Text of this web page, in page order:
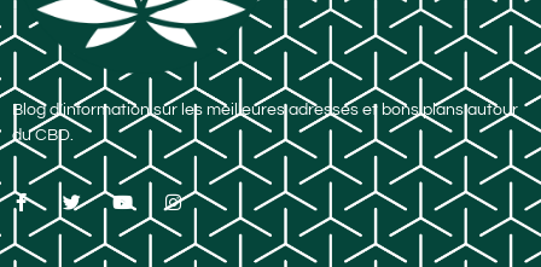
Blog d’information sur les meilleures adresses et bons plans autour
du CBD.